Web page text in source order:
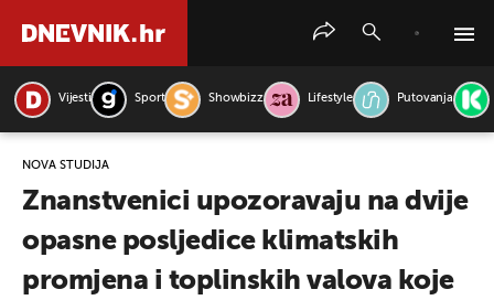
Vijesti Sport Showbizz Lifestyle Putovanja
NOVA STUDIJA
Znanstvenici upozoravaju na dvije
opasne posljedice klimatskih
promjena i toplinskih valova koje
PRETRAŽITE VIJESTI